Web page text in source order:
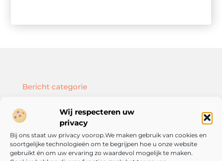
Wij respecteren uw
privacy
Bij ons staat uw privacy voorop.We maken gebruik van cookies en
soortgelijke technologieën om te begrijpen hoe u onze website
gebruikt én om uw ervaring zo waardevol mogelijk te maken.
Onze informatie
Bericht categorie